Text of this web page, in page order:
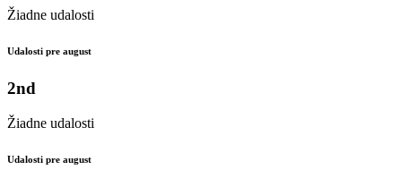
Žiadne udalosti
Udalosti pre august
2nd
Žiadne udalosti
Udalosti pre august